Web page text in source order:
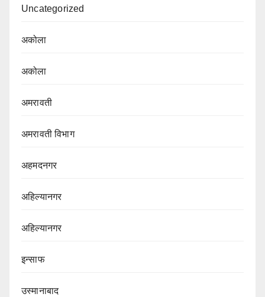
Uncategorized
अकोला
अकोला
अमरावती
अमरावती विभाग‌
अहमदनगर
अहिल्यानगर
अहिल्यानगर
इन्साफ
उस्मानाबाद